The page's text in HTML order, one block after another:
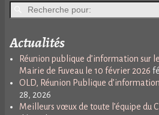
Actualités
Réunion publique d’information sur
Mairie de Fuveau le 10 février 2026
OLD, Réunion Publique
28, 2026
Meilleurs vœux de toute l’équipe du